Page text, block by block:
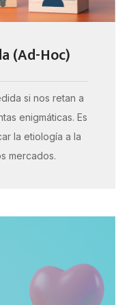
(Ad-Hoc)
si nos retan a
enigmáticas. Es
la etiología a la
mercados.